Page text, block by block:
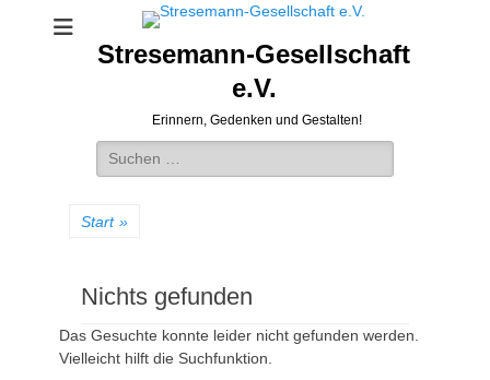
Stresemann-Gesellschaft
e.V.
Erinnern, Gedenken und Gestalten!
Suchen
nach:
Start »
Nichts gefunden
Das Gesuchte konnte leider nicht gefunden werden.
Vielleicht hilft die Suchfunktion.